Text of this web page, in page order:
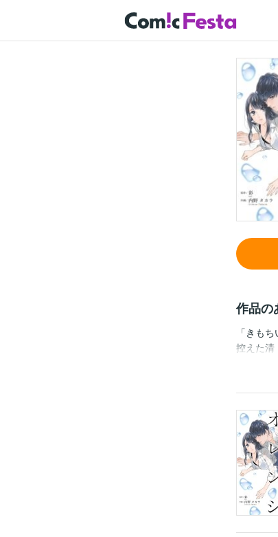
作品の
「きも
控えた清
辛辣な
い。俺の